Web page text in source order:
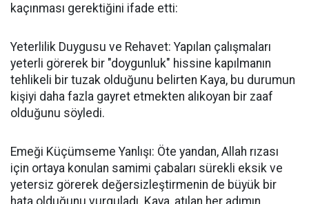
kaçınması gerektiğini ifade etti:
Yeterlilik Duygusu ve Rehavet: Yapılan çalışmaları
yeterli görerek bir "doygunluk" hissine kapılmanın
tehlikeli bir tuzak olduğunu belirten Kaya, bu durumun
kişiyi daha fazla gayret etmekten alıkoyan bir zaaf
olduğunu söyledi.
Emeği Küçümseme Yanlışı: Öte yandan, Allah rızası
için ortaya konulan samimi çabaları sürekli eksik ve
yetersiz görerek değersizleştirmenin de büyük bir
hata olduğunu vurguladı. Kaya, atılan her adımın